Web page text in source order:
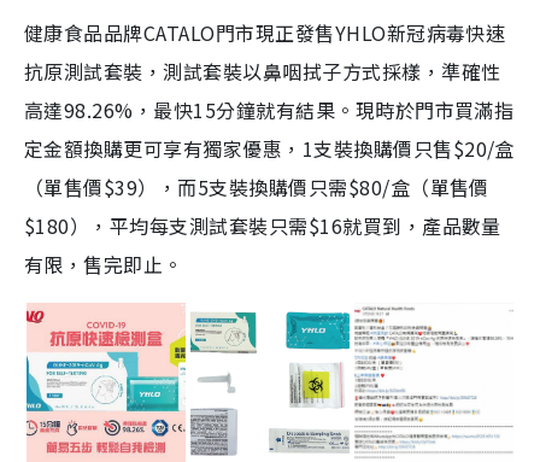
健康食品品牌CATALO門市現正發售YHLO新冠病毒快速
抗原測試套裝，測試套裝以鼻咽拭子方式採樣，準確性
高達98.26%，最快15分鐘就有結果。現時於門市買滿指
定金額換購更可享有獨家優惠，1支裝換購價只售$20/盒
（單售價$39），而5支裝換購價只需$80/盒（單售價
$180），平均每支測試套裝只需$16就買到，產品數量
有限，售完即止。